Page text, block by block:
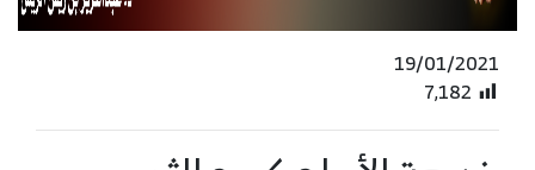
19/01/2021
7٬182